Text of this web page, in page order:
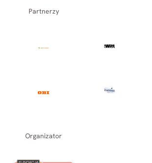
Partnerzy
Organizator